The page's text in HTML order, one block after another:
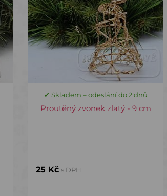
✔ Skladem – odeslání do 2 dnů
Proutěný zvonek zlatý - 9 cm
25 Kč s DPH